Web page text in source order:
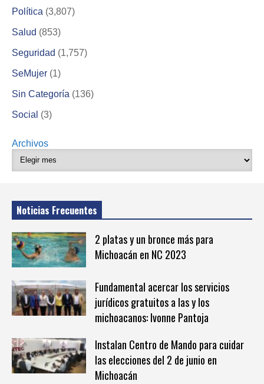
Política (3,807)
Salud (853)
Seguridad (1,757)
SeMujer (1)
Sin Categoría (136)
Social (3)
Archivos
Noticias Frecuentes
2 platas y un bronce más para
Michoacán en NC 2023
Fundamental acercar los servicios
jurídicos gratuitos a las y los
michoacanos: Ivonne Pantoja
Instalan Centro de Mando para cuidar
las elecciones del 2 de junio en
Michoacán